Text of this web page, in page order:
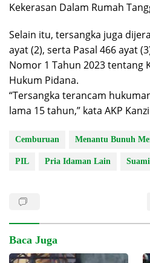
Kekerasan Dalam Rumah
Selain itu, tersangka juga
ayat (2), serta Pasal 466 ayat
Nomor 1 Tahun 2023 tentang
Hukum Pidana.
“Tersangka terancam
lama 15 tahun,” kata AKP
Cemburuan Menantu Bunuh
PIL Pria Idaman Lain
Baca Juga